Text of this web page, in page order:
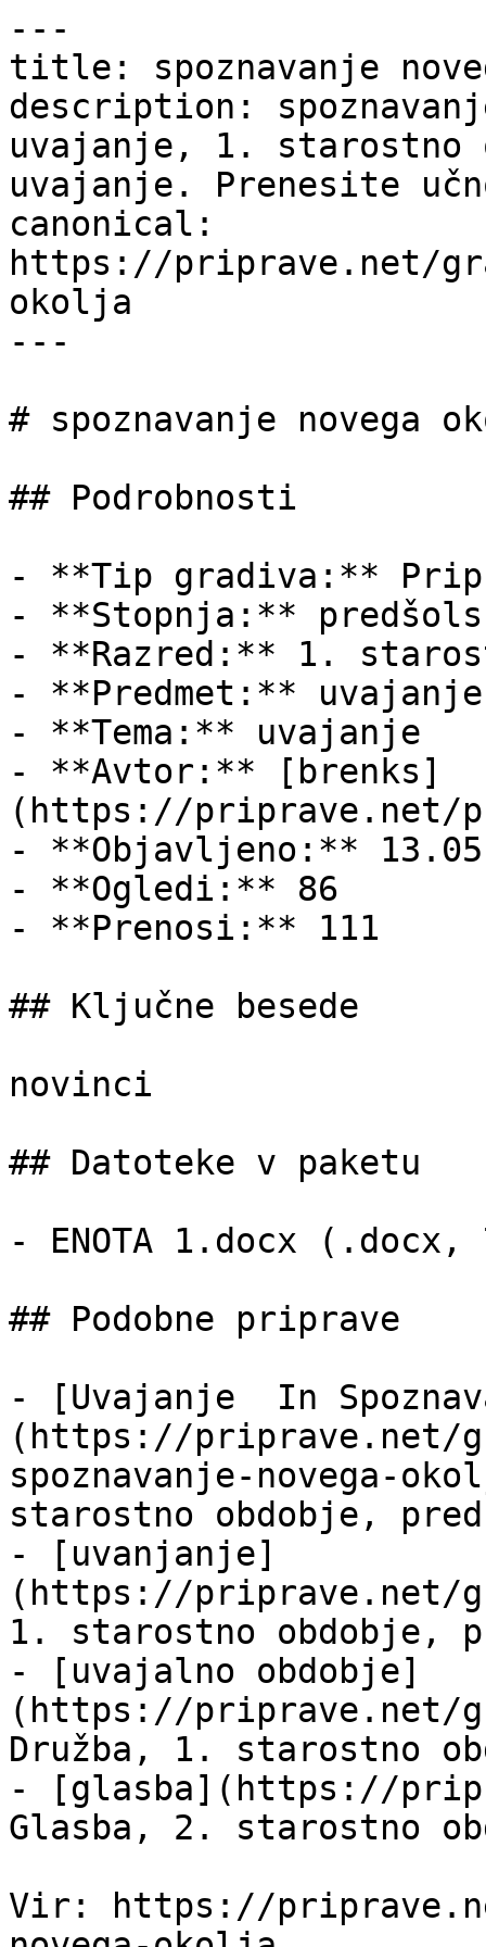
---
title: spoznavanje
description:
uvajanje, 1. starostno
uvajanje. Prenesite
canonical:
https://priprave.net/
okolja
---
# spoznavanje novega
## Podrobnosti
- **Tip gradiva:**
- **Stopnja:**
- **Razred:** 1.
- **Predmet:** uvajanje
- **Tema:** uvajanje
- **Avtor:** [brenks]
(https://priprave.net/
- **Objavljeno:**
- **Ogledi:** 86
- **Prenosi:** 111
## Ključne besede
novinci
## Datoteke v paketu
- ENOTA 1.docx (.docx,
## Podobne priprave
- [Uvajanje  In
(https://priprave.net/
spoznavanje-novega-
starostno obdobje,
- [uvanjanje]
(https://priprave.net/
1. starostno obdobje,
- [uvajalno obdobje]
(https://priprave.net/
Družba, 1. starostno
- [glasba](https://
Glasba, 2. starostno
Vir: https://